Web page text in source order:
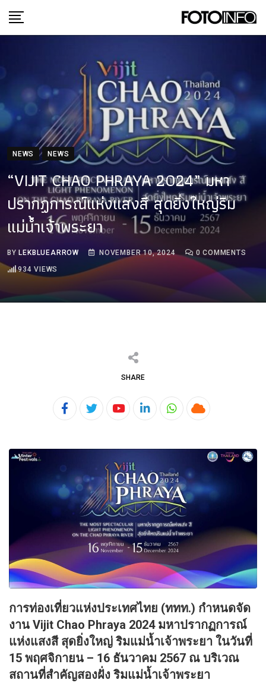
to
NEWS NEWS
“VIJIT CHAO PHRAYA 2024” มหา
ปรากฏการณ์แห่งแสงสี สุดยิ่งใหญ่ริม
แม่น้ำเจ้าพระยา
BYLEKBLUEARROW NOVEMBER 10, 2024 0 COMMENTS
934 VIEWS
SHARE
YoutubeLinkedInWhatsapp
Cloud
การท่องเที่ยวแห่งประเทศไทย (ททท.) กำหนดจัด
งาน Vijit Chao Phraya 2024 มหาปรากฏการณ์
แห่งแสงสี สุดยิ่งใหญ่ ริมแม่น้ำเจ้าพระยา ในวันที่
15 พฤศจิกายน – 16 ธันวาคม 2567 ณ บริเวณ
สถานที่สำคัญสองฝั่ง ริมแม่น้ำเจ้าพระยา